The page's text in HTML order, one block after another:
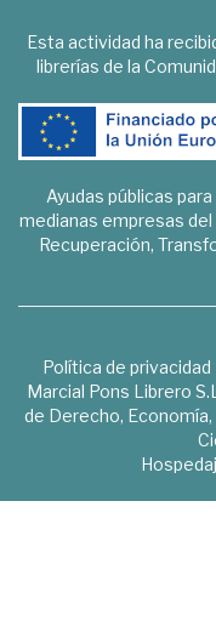
Esta actividad ha
librerías de la
Ayudas públicas
medianas empresas
Recuperación,
Política de privacidad
Marcial Pons Librero
de Derecho,